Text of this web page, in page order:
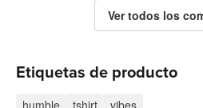
Ver todos los
Etiquetas de producto
humble tshirt vibes